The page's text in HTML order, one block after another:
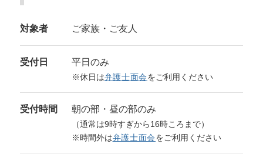
対象者 ご家族・ご友人
受付日 平日のみ
※休日は弁護士面会をご利用ください
受付時間 朝の部・昼の部のみ
（通常は9時すぎから16時ころまで）
※時間外は弁護士面会をご利用ください